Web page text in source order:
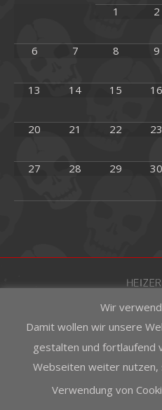
1
2
6 7 8 9
13 14 15 16
20 21 22 23
27 28 29 30
Wir
Damit wollen wir unsere
gestalten und fortlaufend
Webseiten weiter nutzen,
Verwendung von